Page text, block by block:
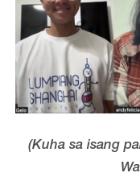
(Kuha sa isang